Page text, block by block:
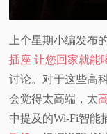
评
测
频
上个星期小编发布
插座 让您回家就能
讨论。对于这些高
会觉得太高端，太
中提及的Wi-Fi智能